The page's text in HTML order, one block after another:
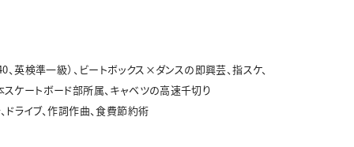
英検準一級）、ビートボックス×ダンスの即興芸、指スケ、
スケートボード部所属、キャベツの高速千切り
ドライブ、作詞作曲、食費節約術